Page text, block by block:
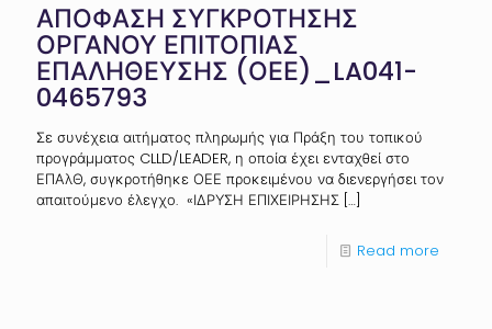
ΑΠΟΦΑΣΗ ΣΥΓΚΡΟΤΗΣΗΣ
ΟΡΓΑΝΟΥ ΕΠΙΤΟΠΙΑΣ
ΕΠΑΛΗΘΕΥΣΗΣ (ΟΕΕ)_LA041-
0465793
Σε συνέχεια αιτήματος πληρωμής για Πράξη του τοπικού
προγράμματος CLLD/LEADER, η οποία έχει ενταχθεί στο
ΕΠΑλΘ, συγκροτήθηκε ΟΕΕ προκειμένου να διενεργήσει τον
απαιτούμενο έλεγχο. «ΙΔΡΥΣΗ ΕΠΙΧΕΙΡΗΣΗΣ […]
Read more